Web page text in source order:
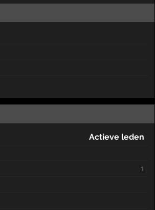
Actieve leden
1